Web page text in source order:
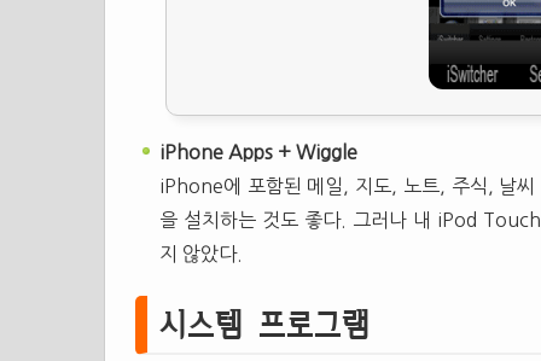
iPhone Apps + Wiggle
iPhone에 포함된 메일, 지도, 노트, 주식, 날
을 설치하는 것도 좋다. 그러나 내 iPod
지 않았다.
시스템 프로그램